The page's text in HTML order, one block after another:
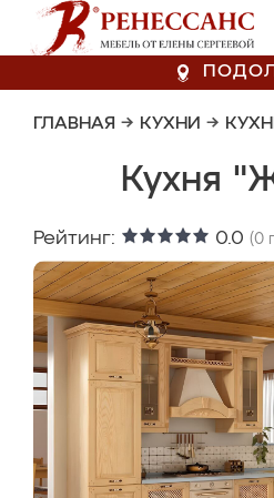
ГЛАВНАЯ → КУХНИ →
Кухня
Рейтинг: 0.0 (0